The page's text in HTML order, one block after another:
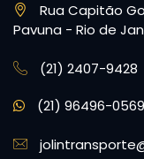
Rua Capitão
Pavuna - Rio de
(21) 2407-9428
(21) 96496-0569